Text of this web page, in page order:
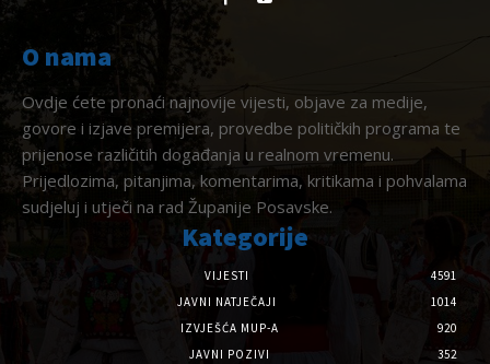
O nama
Ovdje ćete pronaći najnovije vijesti, objave za medije,
govore i izjave premijera, provedbe političkih programa te
prijenose različitih događanja u realnom vremenu.
Prijedlozima, pitanjima, komentarima, kritikama i pohvalama
sudjeluj i utječi na rad Županije Posavske.
Kategorije
VIJESTI
4591
JAVNI NATJEČAJI
1014
IZVJEŠĆA MUP-A
920
JAVNI POZIVI
352